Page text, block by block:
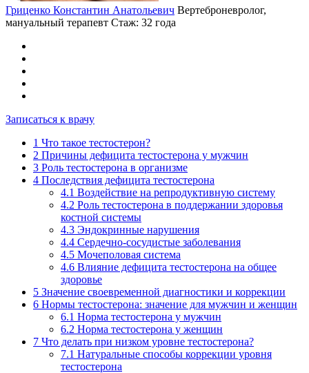
Гриценко Константин Анатольевич Вертеброневролог,
мануальный терапевт Стаж: 32 года
Записаться к врачу
1 Что такое тестостерон?
2 Причины дефицита тестостерона у мужчин
3 Роль тестостерона в организме
4 Последствия дефицита тестостерона
4.1 Воздействие на репродуктивную систему
4.2 Роль тестостерона в поддержании здоровья
костной системы
4.3 Эндокринные нарушения
4.4 Сердечно-сосудистые заболевания
4.5 Мочеполовая система
4.6 Влияние дефицита тестостерона на общее
здоровье
5 Значение своевременной диагностики и коррекции
6 Нормы тестостерона: значение для мужчин и женщин
6.1 Норма тестостерона у мужчин
6.2 Норма тестостерона у женщин
7 Что делать при низком уровне тестостерона?
7.1 Натуральные способы коррекции уровня
тестостерона